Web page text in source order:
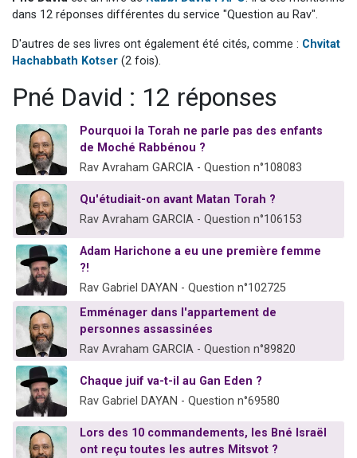
Il reste 49 places pour étudier en groupe sur Zoom
3 personnes viennent de faire un don pour Diane, 80 ans, dans un appartement insalubre
dans 12 réponses différentes du service "Question au Rav".
D'autres de ses livres ont également été cités, comme : Chvitat
Hachabbath Kotser (2 fois).
Pné David : 12 réponses
Pourquoi la Torah ne parle pas des enfants
de Moché Rabbénou ?
Rav Avraham GARCIA - Question n°108083
Qu'étudiait-on avant Matan Torah ?
Rav Avraham GARCIA - Question n°106153
Adam Harichone a eu une première femme
?!
Rav Gabriel DAYAN - Question n°102725
Emménager dans l'appartement de
personnes assassinées
Rav Avraham GARCIA - Question n°89820
Chaque juif va-t-il au Gan Eden ?
Rav Gabriel DAYAN - Question n°69580
Lors des 10 commandements, les Bné Israël
ont reçu toutes les autres Mitsvot ?